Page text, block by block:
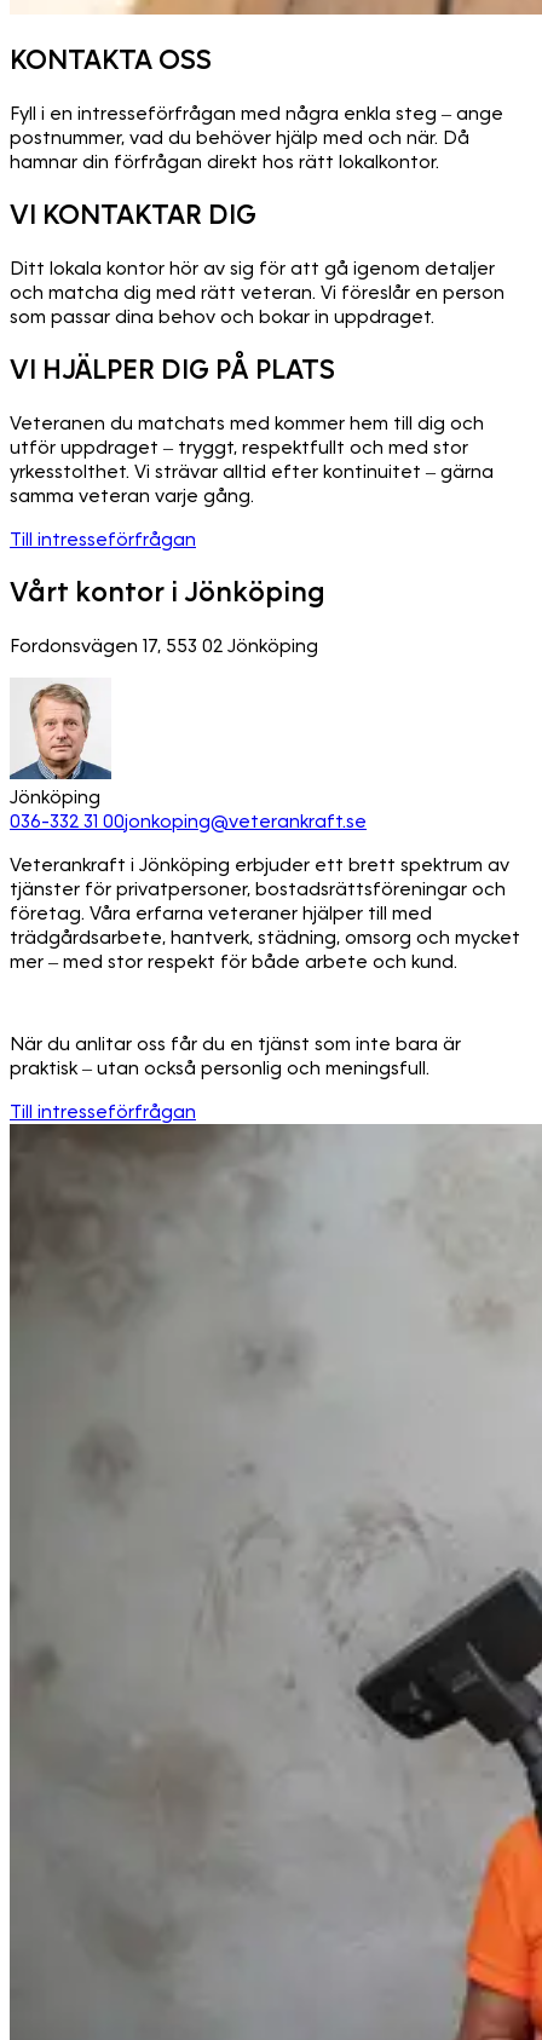
KONTAKTA OSS
Fyll i en intresseförfrågan med några enkla steg – ange
postnummer, vad du behöver hjälp med och när. Då
hamnar din förfrågan direkt hos rätt lokalkontor.
VI KONTAKTAR DIG
Ditt lokala kontor hör av sig för att gå igenom detaljer
och matcha dig med rätt veteran. Vi föreslår en person
som passar dina behov och bokar in uppdraget.
VI HJÄLPER DIG PÅ PLATS
Veteranen du matchats med kommer hem till dig och
utför uppdraget – tryggt, respektfullt och med stor
yrkesstolthet. Vi strävar alltid efter kontinuitet – gärna
samma veteran varje gång.
Till intresseförfrågan
Vårt kontor i Jönköping
Fordonsvägen 17, 553 02 Jönköping
Jönköping
036-332 31 00jonkoping@veterankraft.se
Veterankraft i Jönköping erbjuder ett brett spektrum av
tjänster för privatpersoner, bostadsrättsföreningar och
företag. Våra erfarna veteraner hjälper till med
trädgårdsarbete, hantverk, städning, omsorg och mycket
mer – med stor respekt för både arbete och kund.
När du anlitar oss får du en tjänst som inte bara är
praktisk – utan också personlig och meningsfull.
Till intresseförfrågan